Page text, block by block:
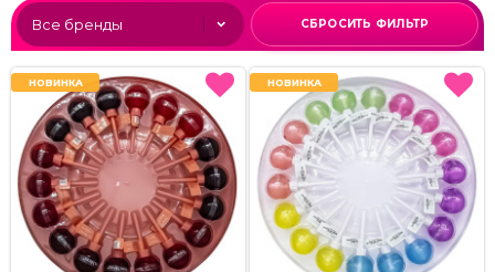
СБРОСИТЬ ФИЛЬТР
НОВИНКА
НОВИНКА НОВИНКА
НОВИНКА